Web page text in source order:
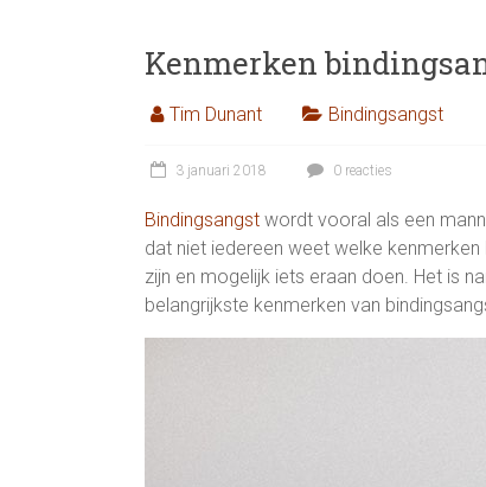
Kenmerken
Tim Dunant Bindingsangst
3 januari 2018 0 reacties
Bindingsangst wordt vooral als een
dat niet iedereen weet welke
zijn en mogelijk iets eraan doen. Het is
belangrijkste kenmerken van